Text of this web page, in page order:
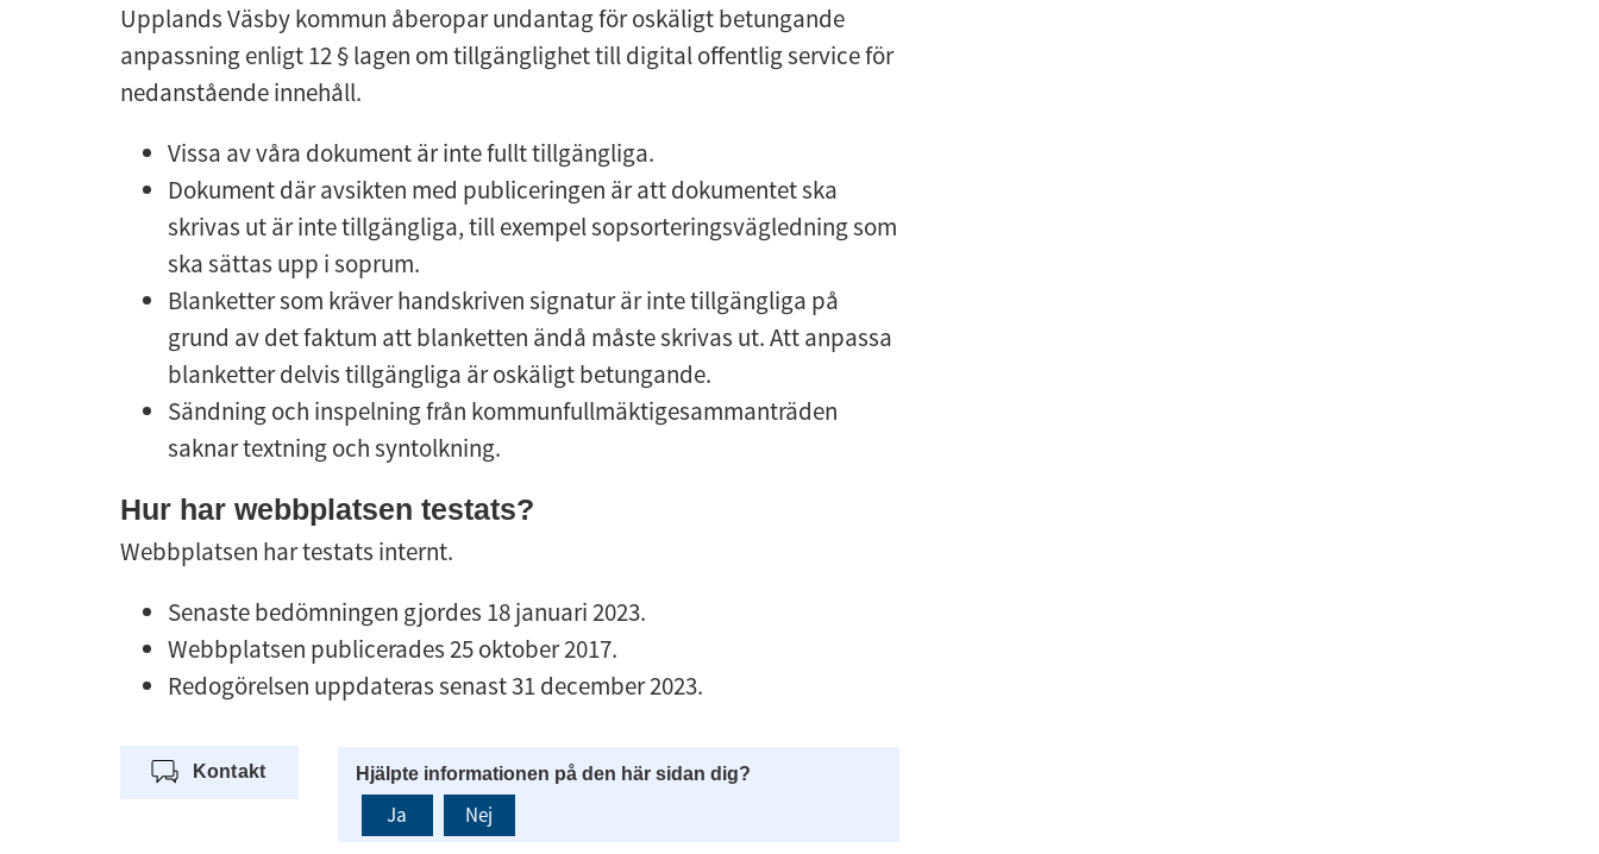
Upplands Väsby kommun åberopar undantag för oskäligt betungande
anpassning enligt 12 § lagen om tillgänglighet till digital offentlig service för
nedanstående innehåll.
Vissa av våra dokument är inte fullt tillgängliga.
Dokument där avsikten med publiceringen är att dokumentet ska
skrivas ut är inte tillgängliga, till exempel sopsorteringsvägledning som
ska sättas upp i soprum.
Blanketter som kräver handskriven signatur är inte tillgängliga på
grund av det faktum att blanketten ändå måste skrivas ut. Att anpassa
blanketter delvis tillgängliga är oskäligt betungande.
Sändning och inspelning från kommunfullmäktigesammanträden
saknar textning och syntolkning.
Hur har webbplatsen testats?
Webbplatsen har testats internt.
Senaste bedömningen gjordes 18 januari 2023.
Webbplatsen publicerades 25 oktober 2017.
Redogörelsen uppdateras senast 31 december 2023.
Kontakt Hjälpte informationen på den här sidan dig?
Ja Nej